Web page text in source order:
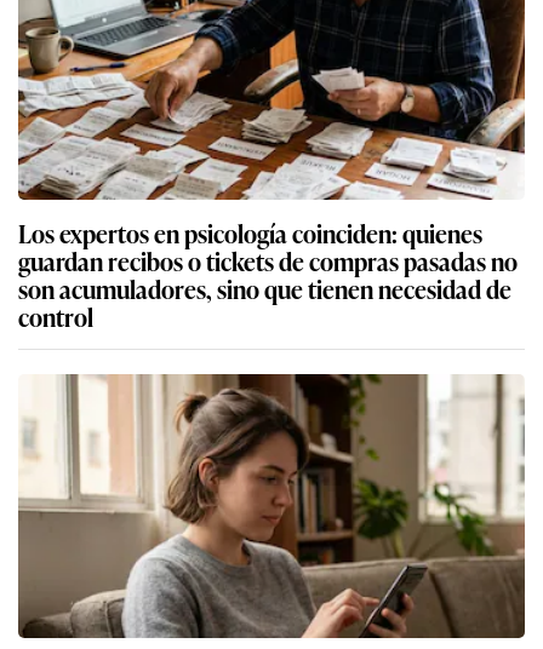
Los expertos en psicología coinciden: quienes
guardan recibos o tickets de compras pasadas no
son acumuladores, sino que tienen necesidad de
control